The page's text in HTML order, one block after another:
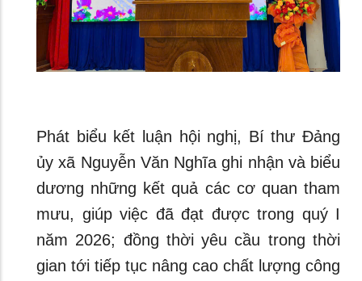
Phát biểu kết luận hội nghị, Bí thư Đảng
ủy xã Nguyễn Văn Nghĩa ghi nhận và biểu
dương những kết quả các cơ quan tham
mưu, giúp việc đã đạt được trong quý I
năm 2026; đồng thời yêu cầu trong thời
gian tới tiếp tục nâng cao chất lượng công